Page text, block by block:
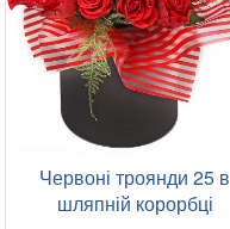
Червоні троянди 25 в
шляпній корорбці